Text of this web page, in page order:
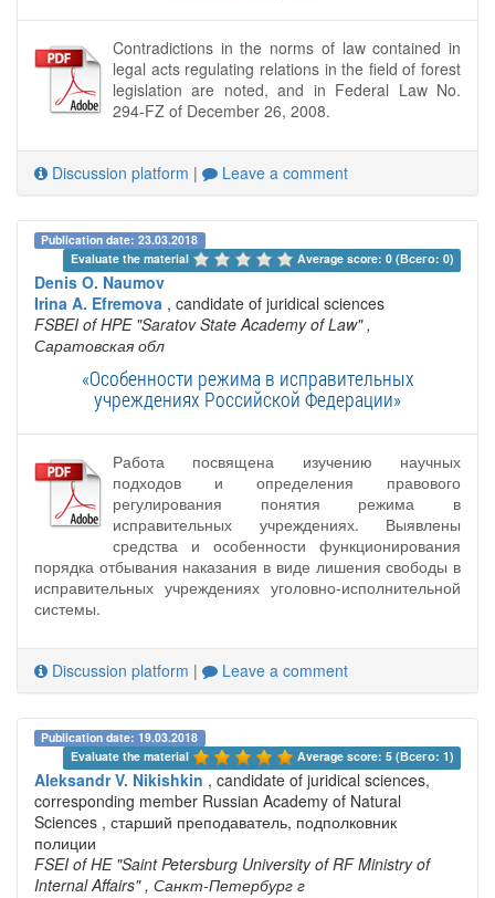
Contradictions in the norms of law contained in
legal acts regulating relations in the field of forest
legislation are noted, and in Federal Law No.
294-FZ of December 26, 2008.
Discussion platform | Leave a comment
Publication date: 23.03.2018
Evaluate the material
Average score: 0 (Всего: 0)
Denis O. Naumov
Irina A. Efremova , candidate of juridical sciences
FSBEI of HPE "Saratov State Academy of Law" ,
Саратовская обл
«Особенности режима в исправительных
учреждениях Российской Федерации»
Работа посвящена изучению научных
подходов и определения правового
регулирования понятия режима в
исправительных учреждениях. Выявлены
средства и особенности функционирования
порядка отбывания наказания в виде лишения свободы в
исправительных учреждениях уголовно-исполнительной
системы.
Discussion platform | Leave a comment
Publication date: 19.03.2018
Evaluate the material
Average score: 5 (Всего: 1)
Aleksandr V. Nikishkin , candidate of juridical sciences,
corresponding member Russian Academy of Natural
Sciences , старший преподаватель, подполковник
полиции
FSEI of HE "Saint Petersburg University of RF Ministry of
Internal Affairs" , Санкт-Петербург г